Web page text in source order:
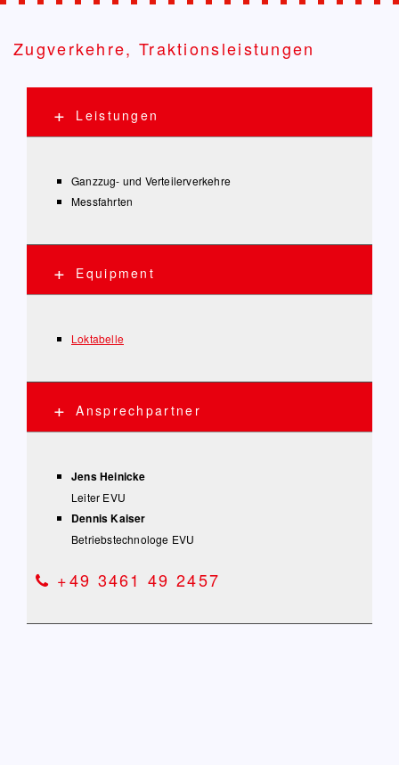
Zugverkehre, Traktionsleistungen
Leistungen
Ganzzug- und Verteilerverkehre
Messfahrten
Equipment
Loktabelle
Ansprechpartner
Jens Heinicke
Leiter EVU
Dennis Kaiser
Betriebstechnologe EVU
+49 3461 49 2457